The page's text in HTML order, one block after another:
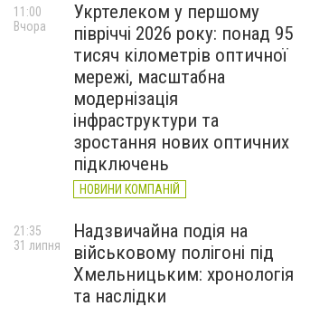
Укртелеком у першому
півріччі 2026 року: понад 95
тисяч кілометрів оптичної
мережі, масштабна
модернізація
інфраструктури та
зростання нових оптичних
підключень
НОВИНИ КОМПАНІЙ
11:00
Вчора
Надзвичайна подія на
військовому полігоні під
Хмельницьким: хронологія
та наслідки
21:35
31 липня